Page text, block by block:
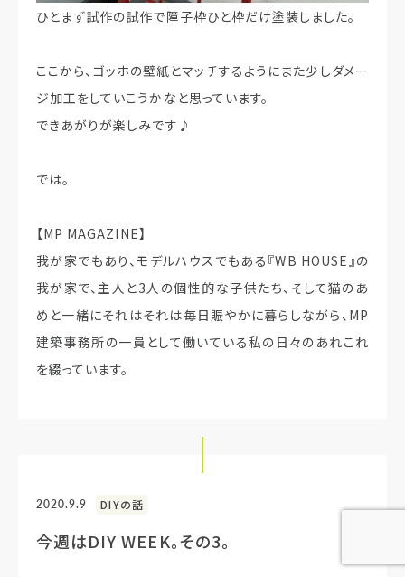
ひとまず試作の試作で障子枠ひと枠だけ塗装しました。
ここから、ゴッホの壁紙とマッチするようにまた少しダメー
ジ加工をしていこうかなと思っています。
できあがりが楽しみです♪
では。
【MP MAGAZINE】
我が家でもあり、モデルハウスでもある『WB HOUSE』の
我が家で、主人と3人の個性的な子供たち、そして猫のあ
めと一緒にそれはそれは毎日賑やかに暮らしながら、MP
建築事務所の一員として働いている私の日々のあれこれ
を綴っています。
2020.9.9 DIYの話
今週はDIY WEEK。その3。